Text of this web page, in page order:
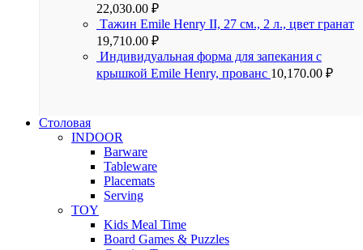
22,030.00 ₽
Тажин Emile Henry II, 27 см., 2 л., цвет гранат
19,710.00 ₽
Индивидуальная форма для запекания с
крышкой Emile Henry, прованс 10,170.00 ₽
Столовая
INDOOR
Barware
Tableware
Placemats
Serving
TOY
Kids Meal Time
Board Games & Puzzles